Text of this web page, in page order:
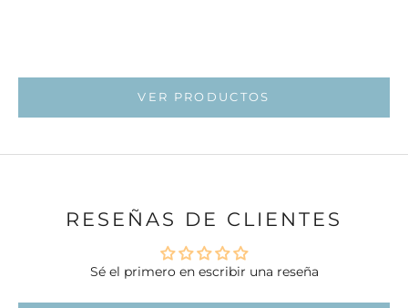
VER PRODUCTOS
RESEÑAS DE CLIENTES
Sé el primero en escribir una reseña